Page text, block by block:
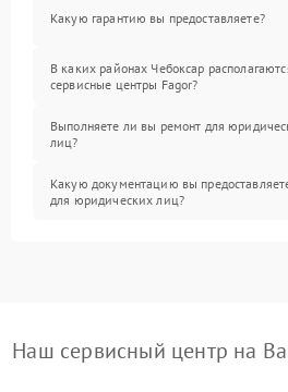
Какую гарантию вы предоставляете?
В каких районах Чебоксар
сервисные центры Fagor?
Выполняете ли вы ремонт для
лиц?
Какую документацию вы
для юридических лиц?
Наш сервисный центр на